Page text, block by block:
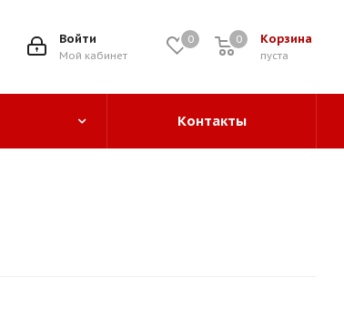
0 Корзина
0
пуста
0
Войти
Мой кабинет
Контакты